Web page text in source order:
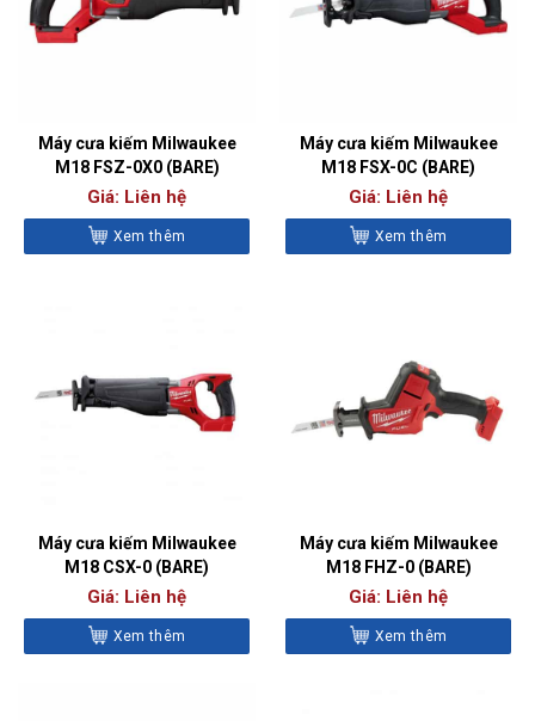
Máy cưa kiếm Milwaukee
M18 FSZ-0X0 (BARE)
Giá: Liên hệ
Xem thêm
Máy cưa kiếm Milwaukee
M18 FSX-0C (BARE)
Giá: Liên hệ
Xem thêm
Máy cưa kiếm Milwaukee
M18 CSX-0 (BARE)
Giá: Liên hệ
Xem thêm
Máy cưa kiếm Milwaukee
M18 FHZ-0 (BARE)
Giá: Liên hệ
Xem thêm